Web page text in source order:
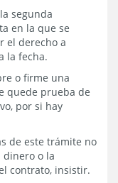
segunda
en la que se
el derecho a
la fecha.
o firme una
quede prueba de
por si hay
de este trámite no
dinero o la
contrato, insistir.